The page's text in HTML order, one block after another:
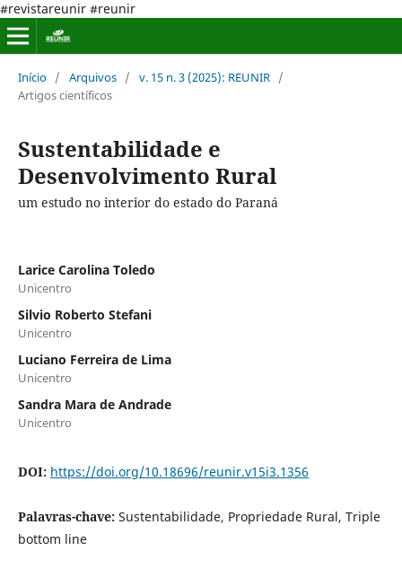
#revistareunir #reunir
Início / Arquivos / v. 15 n. 3 (2025): REUNIR /
Artigos científicos
Sustentabilidade e
Desenvolvimento Rural
um estudo no interior do estado do Paraná
Larice Carolina Toledo
Unicentro
Silvio Roberto Stefani
Unicentro
Luciano Ferreira de Lima
Unicentro
Sandra Mara de Andrade
Unicentro
DOI: https://doi.org/10.18696/reunir.v15i3.1356
Palavras-chave: Sustentabilidade, Propriedade Rural, Triple
bottom line